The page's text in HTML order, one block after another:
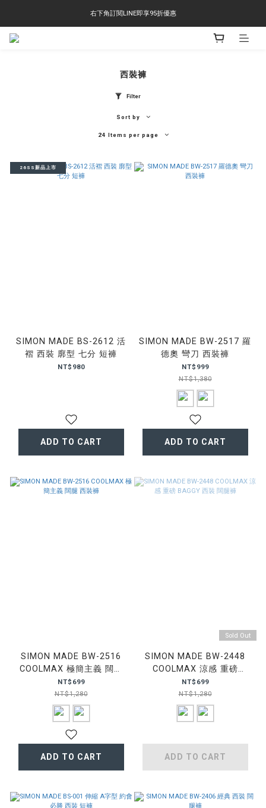
右下角訂閱LINE即享95折優惠
右下角訂閱LINE即享95折優惠
TS-2618 涼感短T 多版型選擇,涼感優惠 單件390 兩件750 三件1000 十件3000
西裝褲
Filter
Sort by
24 Items per page
26SS新品上市
SIMON MADE BS-2612 活
褶 西裝 廓型 七分 短褲
NT$980
ADD TO CART
SIMON MADE BW-2517 羅
德奧 彎刀 西裝褲
NT$999
NT$1,380
ADD TO CART
SIMON MADE BW-2516
COOLMAX 極簡主義 闊腿
西裝褲
NT$699
NT$1,280
ADD TO CART
Sold Out
SIMON MADE BW-2448
COOLMAX 涼感 重磅
BAGGY 西裝 闊腿褲
NT$699
NT$1,280
ADD TO CART